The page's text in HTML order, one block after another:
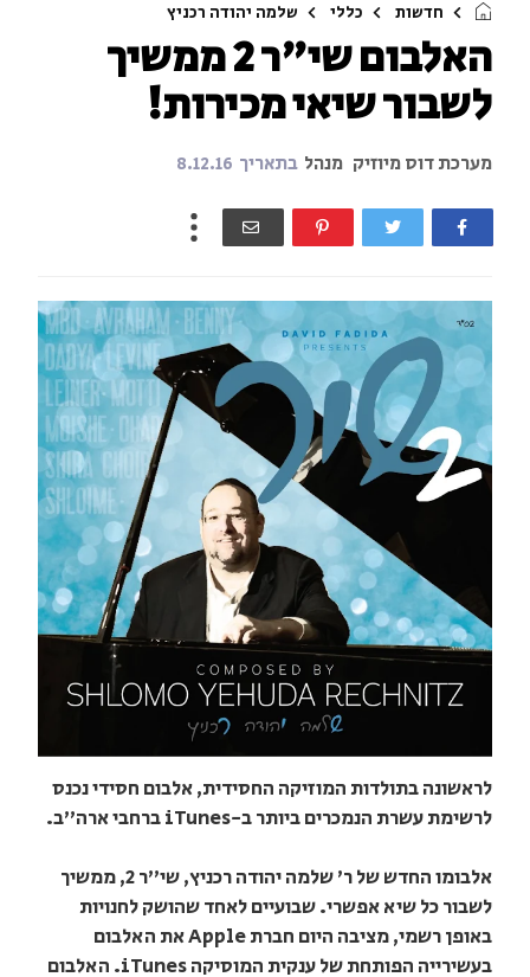
חדשות כללי שלמה יהודה רכניץ
האלבום שי"ר 2 ממשיך
לשבור שיאי מכירות!
מערכת דוס מיוזיק מנהל בתאריך 8.12.16
לראשונה בתולדות המוזיקה החסידית, אלבום חסידי נכנס
לרשימת עשרת הנמכרים ביותר ב-iTunes ברחבי ארה"ב.
אלבומו החדש של ר' שלמה יהודה רכניץ, שי"ר 2, ממשיך
לשבור כל שיא אפשרי. שבועיים לאחד שהושק לחנויות
באופן רשמי, מציבה היום חברת Apple את האלבום
בעשירייה הפותחת של ענקית המוסיקה iTunes. האלבום